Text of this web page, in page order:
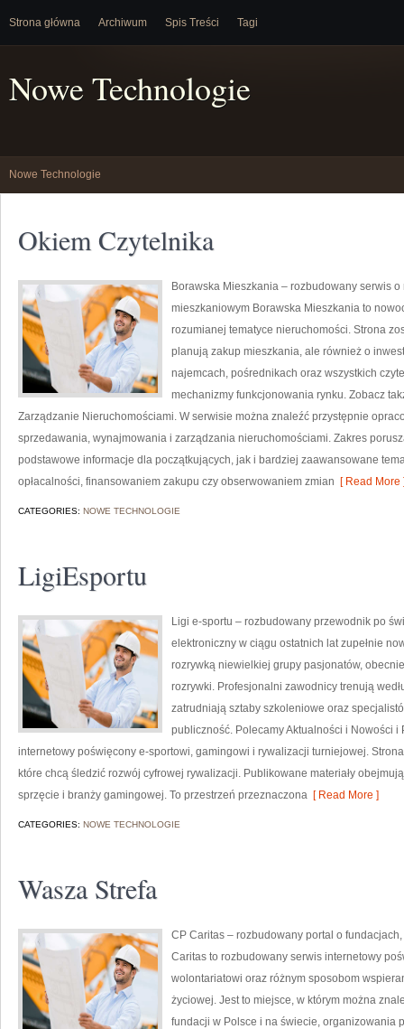
Strona główna Archiwum Spis Treści Tagi
Nowe Technologie
Nowe Technologie
Okiem Czytelnika
Borawska Mieszkania – rozbudowany serwis
mieszkaniowym Borawska Mieszkania to
rozumianej tematyce nieruchomości. Strona
planują zakup mieszkania, ale również o
najemcach, pośrednikach oraz wszystkich
mechanizmy funkcjonowania rynku. Zobacz
Zarządzanie Nieruchomościami. W serwisie można znaleźć przystępnie
sprzedawania, wynajmowania i zarządzania nieruchomościami. Zakres
podstawowe informacje dla początkujących, jak i bardziej zaawansowane
opłacalności, finansowaniem zakupu czy obserwowaniem zmian [ Read More
CATEGORIES: NOWE TECHNOLOGIE
LigiEsportu
Ligi e-sportu – rozbudowany przewodnik po
elektroniczny w ciągu ostatnich lat zupełnie
rozrywką niewielkiej grupy pasjonatów,
rozrywki. Profesjonalni zawodnicy trenują
zatrudniają sztaby szkoleniowe oraz
publiczność. Polecamy Aktualności i Nowości
internetowy poświęcony e-sportowi, gamingowi i rywalizacji turniejowej.
które chcą śledzić rozwój cyfrowej rywalizacji. Publikowane materiały
sprzęcie i branży gamingowej. To przestrzeń przeznaczona [ Read More ]
CATEGORIES: NOWE TECHNOLOGIE
Wasza Strefa
CP Caritas – rozbudowany portal o
Caritas to rozbudowany serwis internetowy
wolontariatowi oraz różnym sposobom
życiowej. Jest to miejsce, w którym można
fundacji w Polsce i na świecie, organizowania